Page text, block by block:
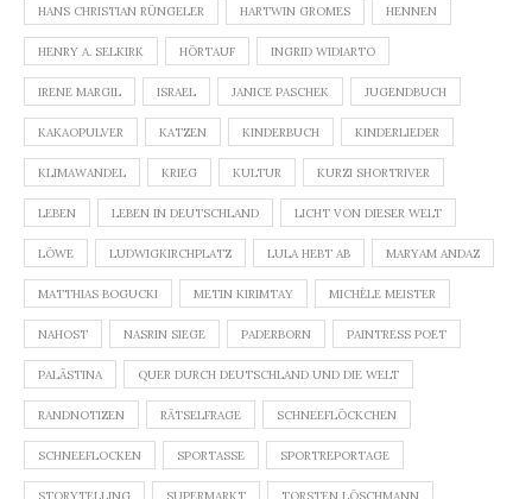
HANS CHRISTIAN RÜNGELER HARTWIN GROMES HENNEN
HENRY A. SELKIRK HÖRTAUF INGRID WIDIARTO
IRENE MARGIL ISRAEL JANICE PASCHEK JUGENDBUCH
KAKAOPULVER KATZEN KINDERBUCH KINDERLIEDER
KLIMAWANDEL KRIEG KULTUR KURZI SHORTRIVER
LEBEN LEBEN IN DEUTSCHLAND LICHT VON DIESER WELT
LÖWE LUDWIGKIRCHPLATZ LULA HEBT AB MARYAM ANDAZ
MATTHIAS BOGUCKI METIN KIRIMTAY MICHÈLE MEISTER
NAHOST NASRIN SIEGE PADERBORN PAINTRESS POET
PALÄSTINA QUER DURCH DEUTSCHLAND UND DIE WELT
RANDNOTIZEN RÄTSELFRAGE SCHNEEFLÖCKCHEN
SCHNEEFLOCKEN SPORTASSE SPORTREPORTAGE